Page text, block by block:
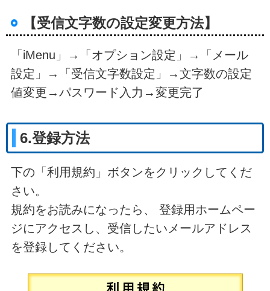
【受信文字数の設定変更方法】
「iMenu」→「オプション設定」→「メール
設定」→「受信文字数設定」→文字数の設定
値変更→パスワード入力→変更完了
6.登録方法
下の「利用規約」ボタンをクリックしてくだ
さい。
規約をお読みになったら、 登録用ホームペー
ジにアクセスし、受信したいメールアドレス
を登録してください。